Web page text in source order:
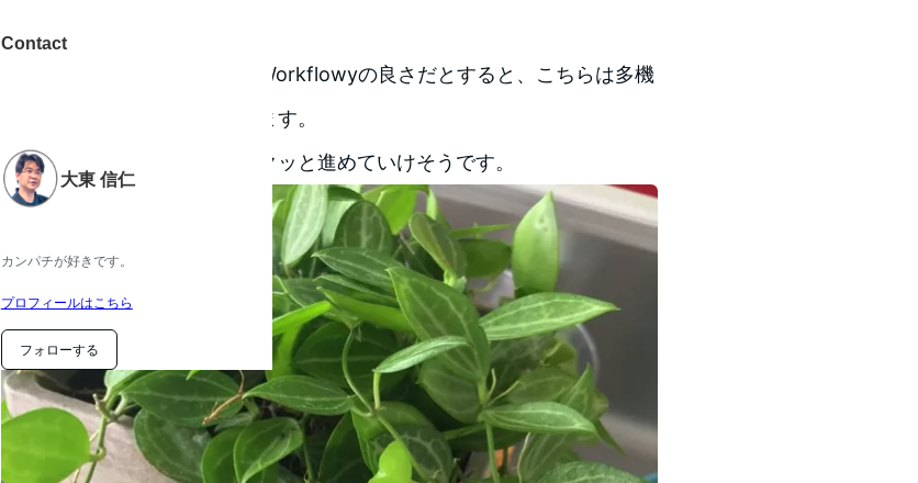
Contact
大東 信仁
カンパチが好きです。
プロフィールはこちら
フォローする
Windows
何も機能がないシンプルさがWorkflowyの良さだとすると、こちらは多機
能だからこその良さを感じてます。
溜まっている仕事をこれでサクッと進めていけそうです。